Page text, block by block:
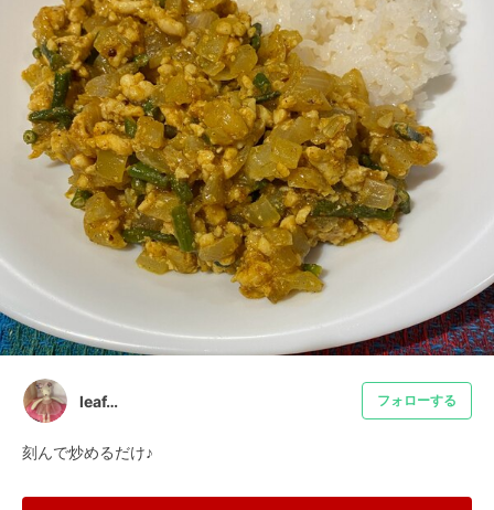
leaf… フォローする
刻んで炒めるだけ♪